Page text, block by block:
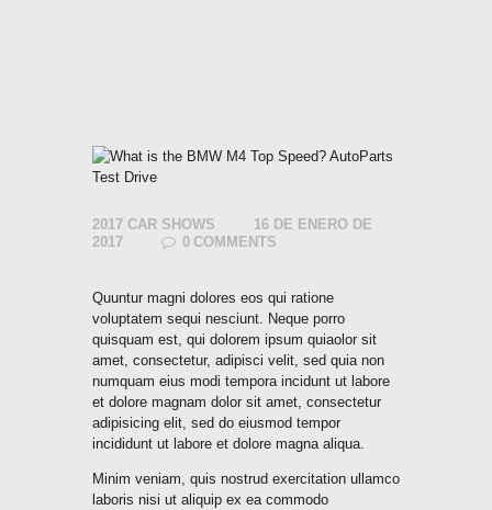
2017 CAR SHOWS
16 DE ENERO DE
2017
0 COMMENTS
Quuntur magni dolores eos qui ratione
voluptatem sequi nesciunt. Neque porro
quisquam est, qui dolorem ipsum quiaolor sit
amet, consectetur, adipisci velit, sed quia non
numquam eius modi tempora incidunt ut labore
et dolore magnam dolor sit amet, consectetur
adipisicing elit, sed do eiusmod tempor
incididunt ut labore et dolore magna aliqua.
Minim veniam, quis nostrud exercitation ullamco
laboris nisi ut aliquip ex ea commodo